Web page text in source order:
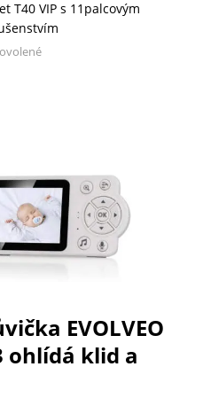
T40 VIP s 11palcovým
EVOLVEO
ohlídá klid a